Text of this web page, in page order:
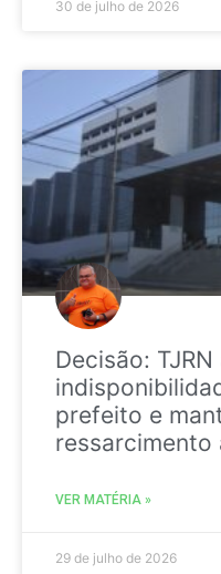
30 de julho de 2026
Decisão:
prefeito e
ressarcimento
VER MATÉRIA »
29 de julho de 2026